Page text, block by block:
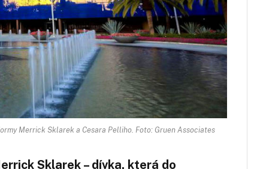
Merrick Sklarek a Cesara Pelliho. Foto: Gruen Associates
Sklarek – dívka, která do